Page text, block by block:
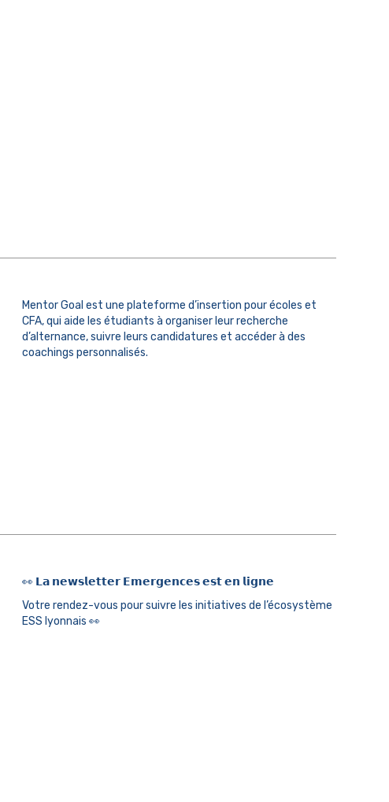
Mentor Goal est une plateforme d’insertion pour écoles et
CFA, qui aide les étudiants à organiser leur recherche
d’alternance, suivre leurs candidatures et accéder à des
coachings personnalisés.
👀 𝗟𝗮 𝗻𝗲𝘄𝘀𝗹𝗲𝘁𝘁𝗲𝗿 𝗘𝗺𝗲𝗿𝗴𝗲𝗻𝗰𝗲𝘀 𝗲𝘀𝘁 𝗲𝗻 𝗹𝗶𝗴𝗻𝗲
Votre rendez-vous pour suivre les initiatives de l’écosystème
ESS lyonnais 👀